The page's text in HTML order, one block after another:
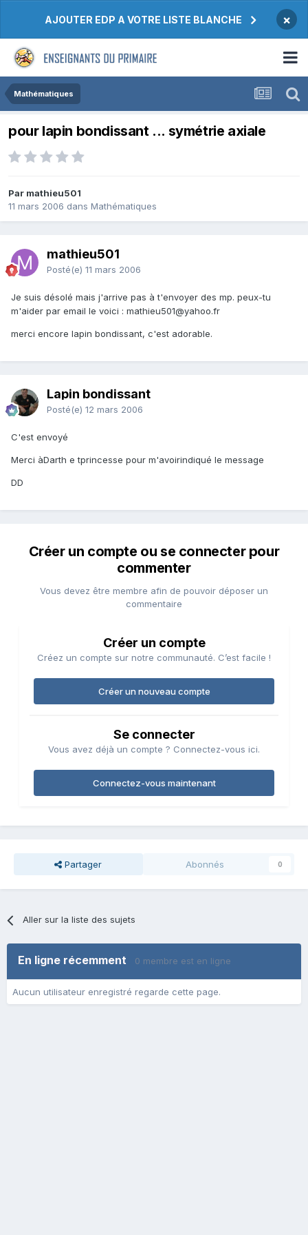
AJOUTER EDP A VOTRE LISTE BLANCHE ×
Mathématiques
pour lapin bondissant ... symétrie axiale
Par mathieu501
11 mars 2006 dans Mathématiques
mathieu501
Posté(e) 11 mars 2006
Je suis désolé mais j'arrive pas à t'envoyer des mp. peux-tu
m'aider par email le voici : mathieu501@yahoo.fr
merci encore lapin bondissant, c'est adorable.
Lapin bondissant
Posté(e) 12 mars 2006
C'est envoyé
Merci àDarth e tprincesse pour m'avoirindiqué le message
DD
Créer un compte ou se connecter pour
commenter
Vous devez être membre afin de pouvoir déposer un
commentaire
Créer un compte
Créez un compte sur notre communauté. C’est facile !
Créer un nouveau compte
Se connecter
Vous avez déjà un compte ? Connectez-vous ici.
Connectez-vous maintenant
Partager Abonnés 0
Aller sur la liste des sujets
En ligne récemment 0 membre est en ligne
Aucun utilisateur enregistré regarde cette page.